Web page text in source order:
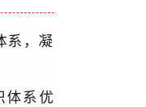
系，凝
系优